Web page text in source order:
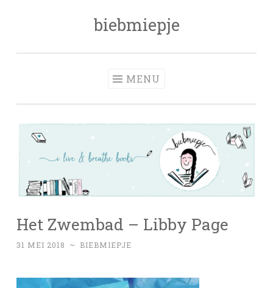
biebmiepje
MENU
Het Zwembad – Libby Page
31 MEI 2018 ~ BIEBMIEPJE